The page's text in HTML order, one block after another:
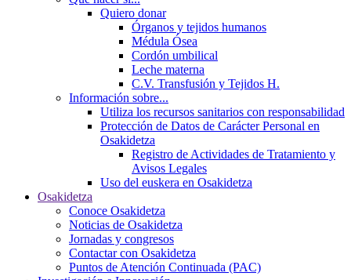
Quiero donar
Órganos y tejidos humanos
Médula Ósea
Cordón umbilical
Leche materna
C.V. Transfusión y Tejidos H.
Información sobre...
Utiliza los recursos sanitarios con responsabilidad
Protección de Datos de Carácter Personal en
Osakidetza
Registro de Actividades de Tratamiento y
Avisos Legales
Uso del euskera en Osakidetza
Osakidetza
Conoce Osakidetza
Noticias de Osakidetza
Jornadas y congresos
Contactar con Osakidetza
Puntos de Atención Continuada (PAC)